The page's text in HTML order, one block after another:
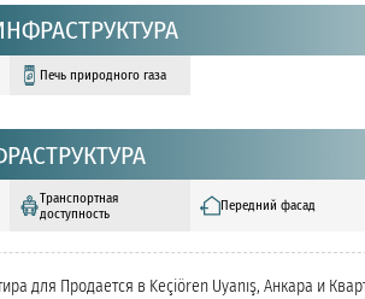
Печь природного газа
Транспортная
доступность
Передний фасад
для Продается в Keçiören Uyanış, Анкара и